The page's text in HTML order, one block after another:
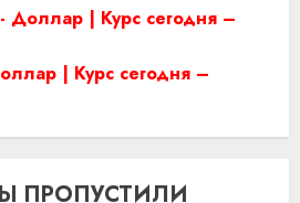
Доллар | Курс сегодня –
| Курс сегодня –
ПРОПУСТИЛИ